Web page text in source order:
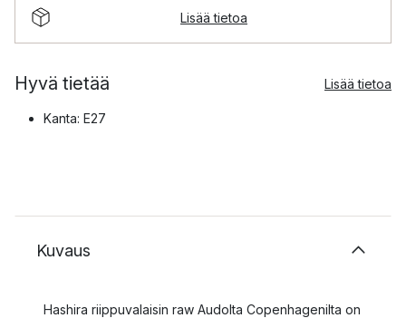
Lisää tietoa
Hyvä tietää Lisää tietoa
Kanta: E27
Kuvaus
Hashira riippuvalaisin raw Audolta Copenhagenilta on